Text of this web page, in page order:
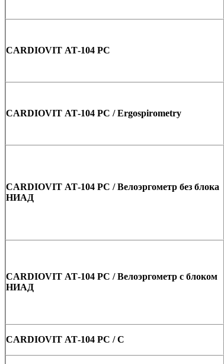
CARDIOVIT АТ-104 PC
CARDIOVIT АТ-104 PC / Ergospirometry
CARDIOVIT АТ-104 PC / Велоэргометр без блока
НИАД
CARDIOVIT АТ-104 PC / Велоэргометр с блоком
НИАД
CARDIOVIT АТ-104 PC / C